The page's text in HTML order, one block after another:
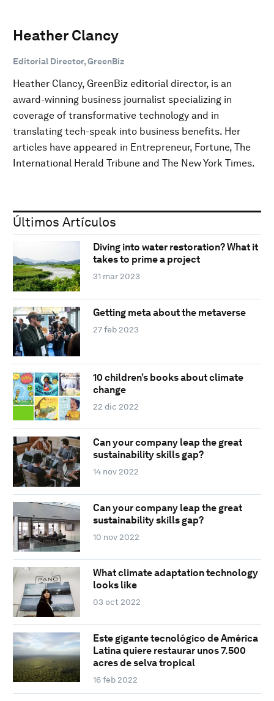
Heather Clancy
Editorial Director, GreenBiz
Heather Clancy, GreenBiz editorial director, is an
award-winning business journalist specializing in
coverage of transformative technology and in
translating tech-speak into business benefits. Her
articles have appeared in Entrepreneur, Fortune, The
International Herald Tribune and The New York Times.
Últimos Artículos
Diving into water restoration? What it
takes to prime a project
31 mar 2023
Getting meta about the metaverse
27 feb 2023
10 children’s books about climate
change
22 dic 2022
Can your company leap the great
sustainability skills gap?
14 nov 2022
Can your company leap the great
sustainability skills gap?
10 nov 2022
What climate adaptation technology
looks like
03 oct 2022
Este gigante tecnológico de América
Latina quiere restaurar unos 7.500
acres de selva tropical
16 feb 2022